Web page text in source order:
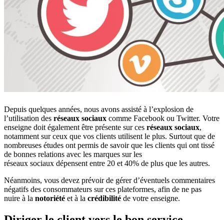
Depuis quelques années, nous avons assisté à l’explosion de
l’utilisation des réseaux sociaux comme Facebook ou Twitter. Votre
enseigne doit également être présente sur ces réseaux sociaux,
notamment sur ceux que vos clients utilisent le plus. Surtout que de
nombreuses études ont permis de savoir que les clients qui ont tissé
de bonnes relations avec les marques sur les
réseaux sociaux dépensent entre 20 et 40% de plus que les autres.
Néanmoins, vous devez prévoir de gérer d’éventuels commentaires
négatifs des consommateurs sur ces plateformes, afin de ne pas
nuire à la notoriété et à la crédibilité de votre enseigne.